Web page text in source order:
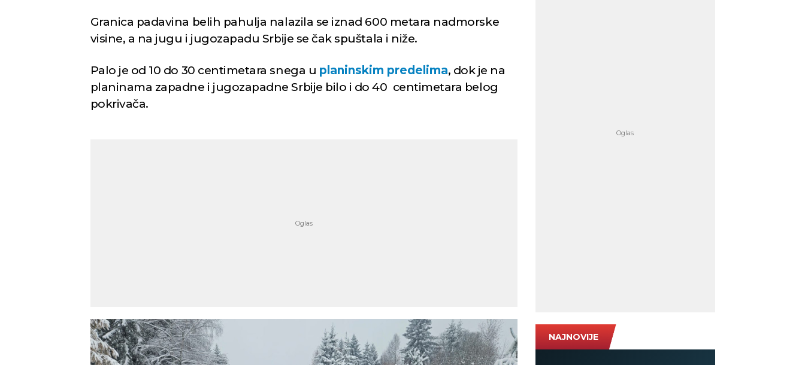
Granica padavina belih pahulja nalazila se iznad 600 metara nadmorske
visine, a na jugu i jugozapadu Srbije se čak spuštala i niže.
Palo je od 10 do 30 centimetara snega u planinskim predelima, dok je na
planinama zapadne i jugozapadne Srbije bilo i do 40 centimetara belog
pokrivača.
NAJNOVIJE